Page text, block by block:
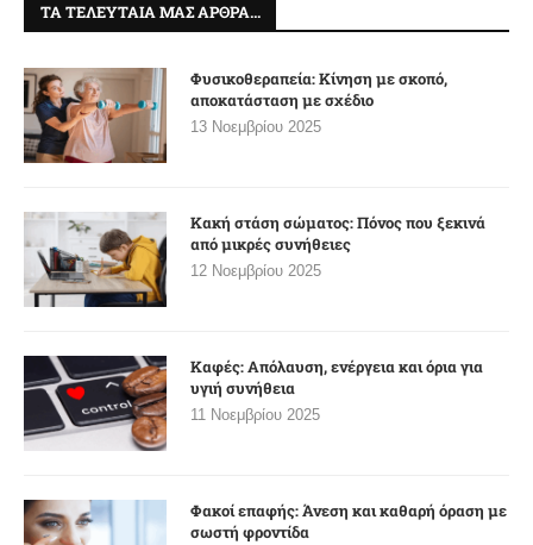
ΤΑ ΤΕΛΕΥΤΑΊΑ ΜΑΣ ΆΡΘΡΑ…
Φυσικοθεραπεία: Κίνηση με σκοπό,
αποκατάσταση με σχέδιο
13 Νοεμβρίου 2025
Κακή στάση σώματος: Πόνος που ξεκινά
από μικρές συνήθειες
12 Νοεμβρίου 2025
Καφές: Απόλαυση, ενέργεια και όρια για
υγιή συνήθεια
11 Νοεμβρίου 2025
Φακοί επαφής: Άνεση και καθαρή όραση με
σωστή φροντίδα